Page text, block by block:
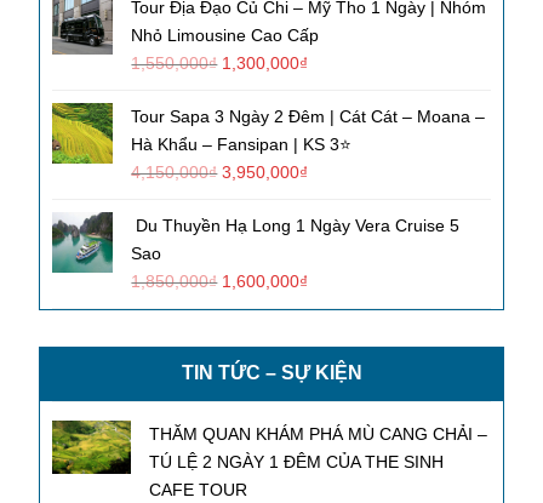
Tour Địa Đạo Củ Chi – Mỹ Tho 1 Ngày | Nhóm
Nhỏ Limousine Cao Cấp
1,550,000₫ 1,300,000₫
Tour Sapa 3 Ngày 2 Đêm | Cát Cát – Moana –
Hà Khẩu – Fansipan | KS 3⭐
4,150,000₫ 3,950,000₫
Du Thuyền Hạ Long 1 Ngày Vera Cruise 5
Sao
1,850,000₫ 1,600,000₫
TIN TỨC – SỰ KIỆN
THĂM QUAN KHÁM PHÁ MÙ CANG CHẢI –
TÚ LỆ 2 NGÀY 1 ĐÊM CỦA THE SINH
CAFE TOUR